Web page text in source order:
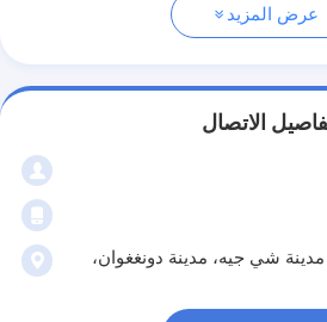
عرض المزيد
الاتصال
مدينة شي جيه، مدينة دونغغوان،